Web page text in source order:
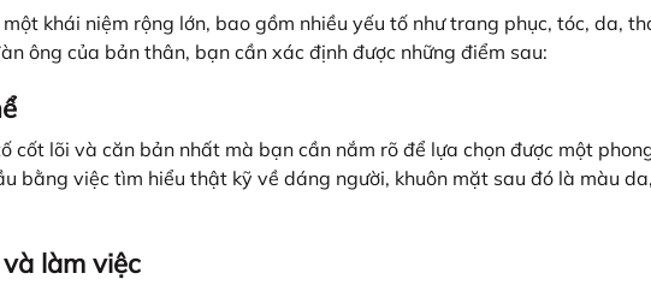
khái niệm rộng lớn, bao gồm nhiều yếu tố như trang phục, tóc, da,
ông của bản thân, bạn cần xác định được những điểm sau:
cốt lõi và căn bản nhất mà bạn cần nắm rõ để lựa chọn được một
bằng việc tìm hiểu thật kỹ về dáng người, khuôn mặt sau đó là màu
làm việc